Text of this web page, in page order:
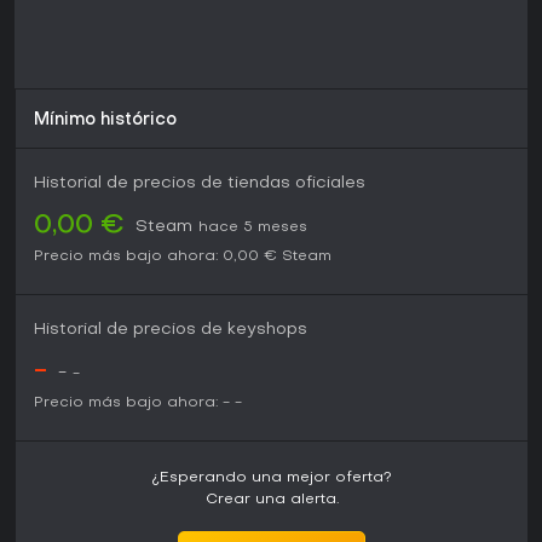
Mínimo histórico
Historial de precios de tiendas oficiales
0,00 € Steam
hace 5 meses
Precio más bajo ahora: 0,00 € Steam
Historial de precios de keyshops
- - -
Precio más bajo ahora: - -
¿Esperando una mejor oferta?
Crear una alerta.